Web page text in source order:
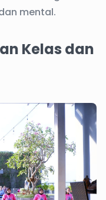
mental.
Kelas dan